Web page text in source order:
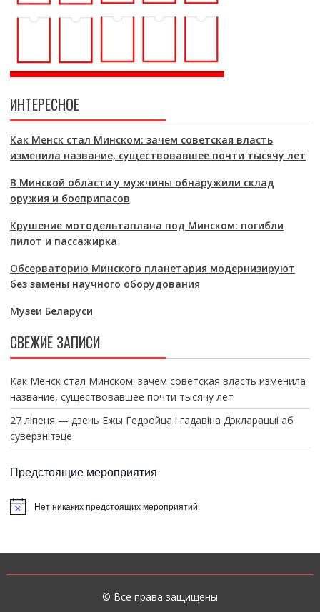
ИНТЕРЕСНОЕ
Как Менск стал Минском: зачем советская власть
изменила название, существовавшее почти тысячу лет
В Минской области у мужчины обнаружили склад
оружия и боеприпасов
Крушение мотодельтаплана под Минском: погибли
пилот и пассажирка
Обсерваторию Минского планетария модернизируют
без замены научного оборудования
Музеи Беларуси
СВЕЖИЕ ЗАПИСИ
Как Менск стал Минском: зачем советская власть изменила
название, существовавшее почти тысячу лет
27 ліпеня — дзень Ежы Гедройца і гадавіна Дэкларацыі аб
суверэнітэце
Предстоящие мероприятия
т
Нет никаких предстоящих мероприятий.
© Все права защищены